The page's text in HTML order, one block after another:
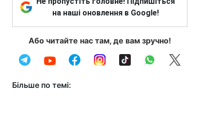
на наші оновлення в Google!
Або читайте нас там, де вам зручно!
Більше по темі: